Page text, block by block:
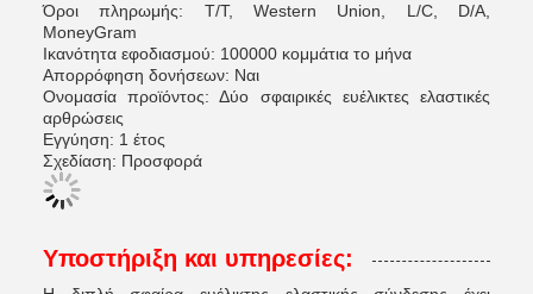
Όροι πληρωμής: T/T, Western Union, L/C, D/A,
MoneyGram
Ικανότητα εφοδιασμού: 100000 κομμάτια το μήνα
Απορρόφηση δονήσεων: Ναι
Ονομασία προϊόντος: Δύο σφαιρικές ευέλικτες ελαστικές
αρθρώσεις
Εγγύηση: 1 έτος
Σχεδίαση: Προσφορά
Υποστήριξη και υπηρεσίες: